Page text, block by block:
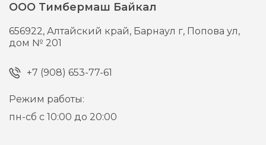
ООО Тимбермаш Байкал
656922,Алтайский край, Барнаул г, Попова ул,
дом № 201
+7 (908) 653-77-61
Режим работы:
пн-сб с 10:00 до 20:00